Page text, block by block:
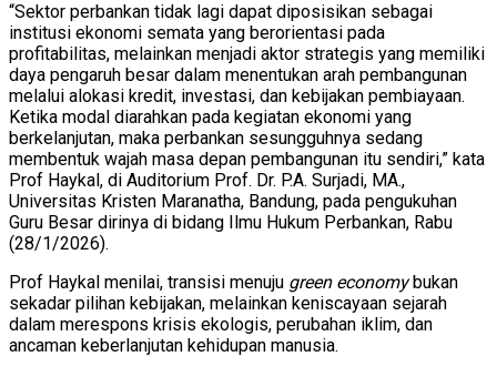
“Sektor perbankan tidak lagi dapat diposisikan sebagai
institusi ekonomi semata yang berorientasi pada
profitabilitas, melainkan menjadi aktor strategis yang memiliki
daya pengaruh besar dalam menentukan arah pembangunan
melalui alokasi kredit, investasi, dan kebijakan pembiayaan.
Ketika modal diarahkan pada kegiatan ekonomi yang
berkelanjutan, maka perbankan sesungguhnya sedang
membentuk wajah masa depan pembangunan itu sendiri,” kata
Prof Haykal, di Auditorium Prof. Dr. P.A. Surjadi, MA.,
Universitas Kristen Maranatha, Bandung, pada pengukuhan
Guru Besar dirinya di bidang Ilmu Hukum Perbankan, Rabu
(28/1/2026).
Prof Haykal menilai, transisi menuju green economybukan
sekadar pilihan kebijakan, melainkan keniscayaan sejarah
dalam merespons krisis ekologis, perubahan iklim, dan
ancaman keberlanjutan kehidupan manusia.